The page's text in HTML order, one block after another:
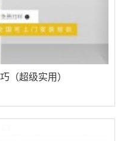
（超级实用）